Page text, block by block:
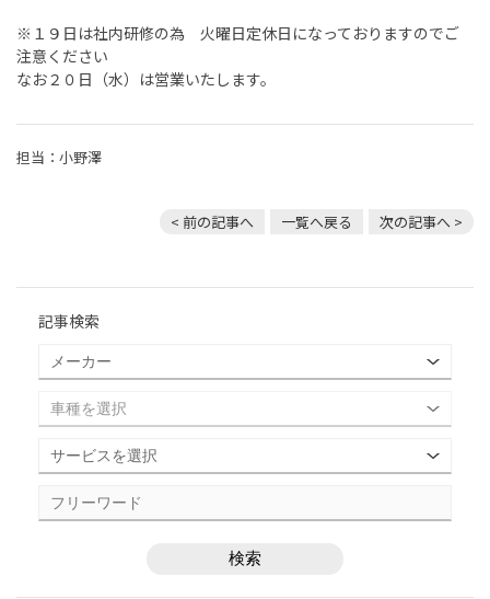
※１９日は社内研修の為 火曜日定休日になっておりますのでご
注意ください
なお２０日（水）は営業いたします。
担当：小野澤
< 前の記事へ 一覧へ戻る 次の記事へ >
記事検索